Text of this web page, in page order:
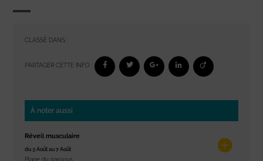
CLASSÉ DANS :
PARTAGER CETTE INFO :
À noter aussi
Réveil musculaire
du 3 Août au 7 Août